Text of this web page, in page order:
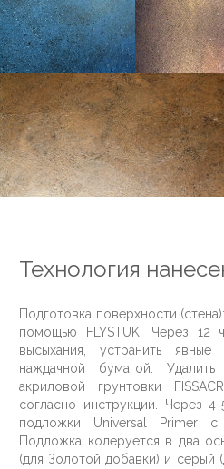
Технология
Подготовка поверхности
помощью FLYSTUK. Через 12
высыхания, устранить
наждачной бумагой.
акриловой грунтовки
согласно инструкции. Через
подложки Universal Primer с
Подложка колеруется в два
(для Золотой добавки) и серый